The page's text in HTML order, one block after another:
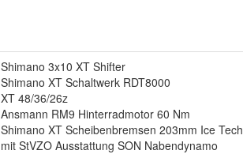
Shimano 3x10 XT Shifter
Shimano XT Schaltwerk RDT8000
XT 48/36/26z
Ansmann RM9 Hinterradmotor 60 Nm
Shimano XT Scheibenbremsen 203mm Ice Tech
mit StVZO Ausstattung SON Nabendynamo